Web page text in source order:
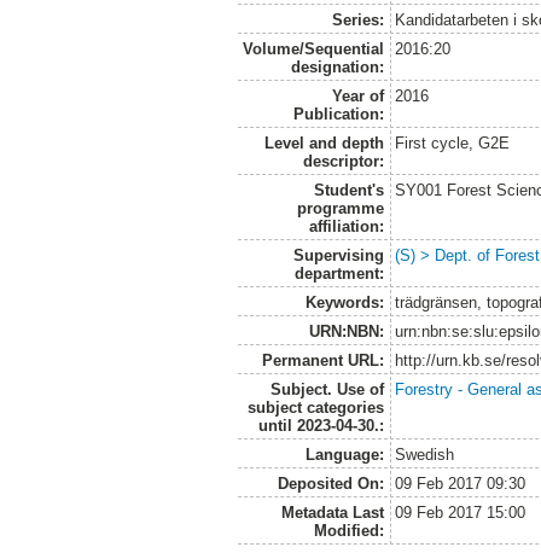
Series:
Kandidatarbeten i
Volume/Sequential
designation:
2016:20
Year of
Publication:
2016
Level and depth
descriptor:
First cycle, G2E
Student's
programme
affiliation:
SY001 Forest
Supervising
department:
(S) > Dept. of
Keywords:
trädgränsen,
URN:NBN:
Permanent URL:
http://urn.kb.se/
Subject. Use of
subject categories
until 2023-04-30.:
Forestry - General
Language:
Swedish
Deposited On:
09 Feb 2017 09:30
Metadata Last
Modified:
09 Feb 2017 15:00